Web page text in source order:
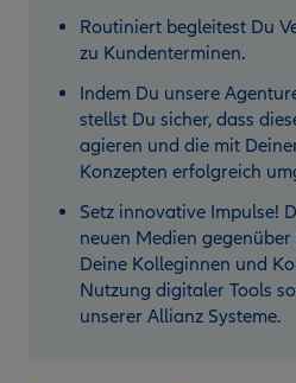
Routiniert begleitest Du
zu Kundenterminen.
Indem Du unsere
stellst Du sicher, dass
agieren und die mit
Konzepten erfolgreich
Setz innovative Impulse!
neuen Medien
Deine Kolleginnen und
Nutzung digitaler Tools
unserer Allianz Systeme.